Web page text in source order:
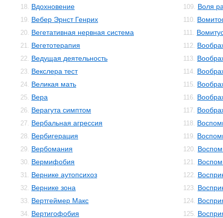
18. Вдохновение
19. Вебер Эрнст Генрих
20. Вегетативная нервная система
21. Вегетотерапия
22. Ведущая деятельность
23. Векслера тест
24. Великая мать
25. Вера
26. Верагута симптом
27. Вербальная агрессия
28. Вербигерация
29. Вербомания
30. Вермифобия
31. Вернике аутопсихоз
32. Вернике зона
33. Вертгеймер Макс
34. Вертигофобия
109. Воля
110.
111.
112.
113.
114.
115.
116.
117.
118.
119.
120.
121.
122.
123.
124.
125.